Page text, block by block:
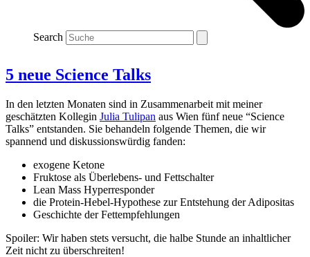
Search
5 neue Science Talks
In den letzten Monaten sind in Zusammenarbeit mit meiner
geschätzten Kollegin Julia Tulipan aus Wien fünf neue “Science
Talks” entstanden. Sie behandeln folgende Themen, die wir
spannend und diskussionswürdig fanden:
exogene Ketone
Fruktose als Überlebens- und Fettschalter
Lean Mass Hyperresponder
die Protein-Hebel-Hypothese zur Entstehung der Adipositas
Geschichte der Fettempfehlungen
Spoiler: Wir haben stets versucht, die halbe Stunde an inhaltlicher
Zeit nicht zu überschreiten!